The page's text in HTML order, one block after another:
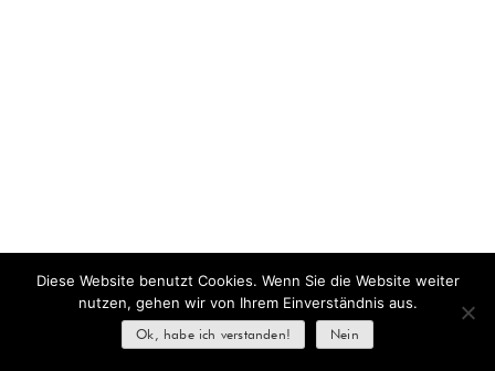
Diese Website benutzt Cookies. Wenn Sie die Website weiter
nutzen, gehen wir von Ihrem Einverständnis aus.
Ok, habe ich verstanden! Nein